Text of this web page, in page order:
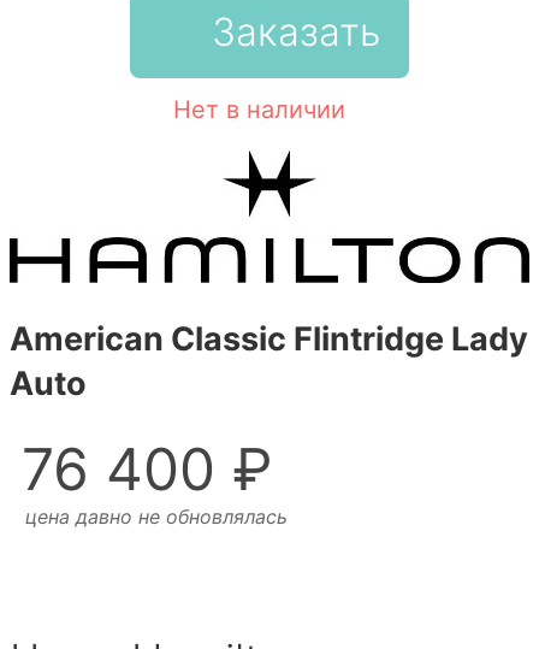
Заказать
Нет в наличии
American Classic Flintridge Lady
Auto
76 400 ₽
цена давно не обновлялась